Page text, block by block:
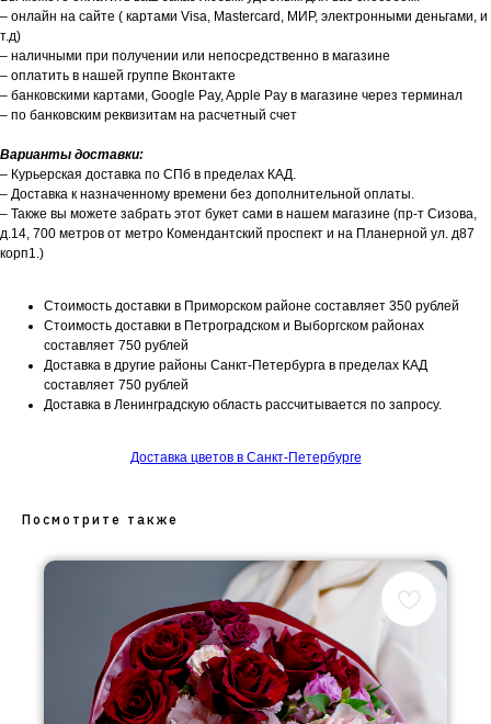
– онлайн на сайте ( картами Visa, Mastercard, МИР, электронными деньгами, и
т.д)
– наличными при получении или непосредственно в магазине
– оплатить в нашей группе Вконтакте
– банковскими картами, Google Pay, Apple Pay в магазине через терминал
– по банковским реквизитам на расчетный счет
Варианты доставки:
– Курьерская доставка по СПб в пределах КАД.
– Доставка к назначенному времени без дополнительной оплаты.
– Также вы можете забрать этот букет сами в нашем магазине (пр-т Сизова,
д.14, 700 метров от метро Комендантский проспект и на Планерной ул. д87
корп1.)
Стоимость доставки в Приморском районе составляет 350 рублей
Стоимость доставки в Петроградском и Выборгском районах
составляет 750 рублей
Доставка в другие районы Санкт-Петербурга в пределах КАД
составляет 750 рублей
Доставка в Ленинградскую область рассчитывается по запросу.
Доставка цветов в Санкт-Петербурге
Посмотрите также